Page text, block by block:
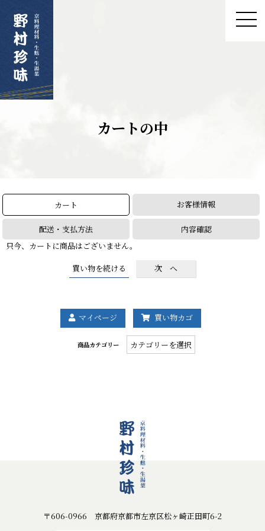
カートの中
カート お客様情報
配送・支払方法
内容確認
只今、カートに商品はございません。
マイページ 買い物カゴ
商品カテゴリー
商
品
ー
〒606-0966 京都府京都市左京区松ヶ崎正田町6-2